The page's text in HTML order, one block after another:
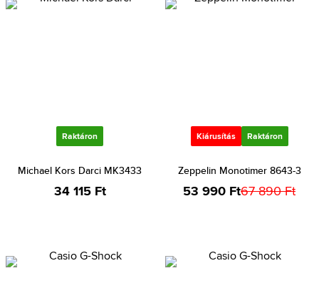
Raktáron
Michael Kors Darci MK3433
34 115 Ft
Kiárusítás Raktáron
Zeppelin Monotimer 8643-3
53 990 Ft67 890 Ft